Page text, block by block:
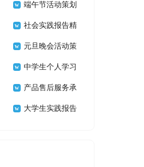
端午节活动策划
15篇社会实践报告精
选15篇元旦晚会活动策
划 中学生个人学习
计划合集15篇
产品售后服务承
诺书(汇编15篇)
大学生实践报告